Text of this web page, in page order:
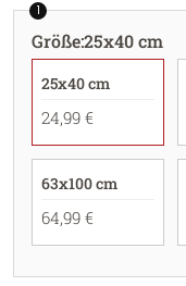
1
Größe:25x40 cm
25x40 cm
24,99 €
63x100 cm
64,99 €